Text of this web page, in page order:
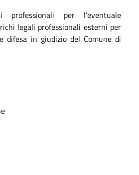
per l’eventuale
legali professionali esterni per
difesa in giudizio del Comune di